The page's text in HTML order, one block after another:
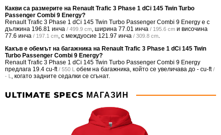
Какви са размерите на Renault Trafic 3 Phase 1 dCi 145 Twin Turbo
Passenger Combi 9 Energy?
Renault Trafic 3 Phase 1 dCi 145 Twin Turbo Passenger Combi 9 Energy е с
дължина 196.81 инча / 499.9 cm, ширина 77.01 инча / 195.6 cm и височина
77.6 инча / 197.1 cm, с междуосие 121.97 инча / 309.8 cm.
Какъв е обемът на багажника на Renault Trafic 3 Phase 1 dCi 145 Twin
Turbo Passenger Combi 9 Energy?
Renault Trafic 3 Phase 1 dCi 145 Twin Turbo Passenger Combi 9 Energy
предлага 19.4 cu-ft / 550 L обем на багажника, който се увеличава до - cu-ft /
- L , когато задните седалки се сгънат.
ULTIMATE SPECS МАГАЗИН